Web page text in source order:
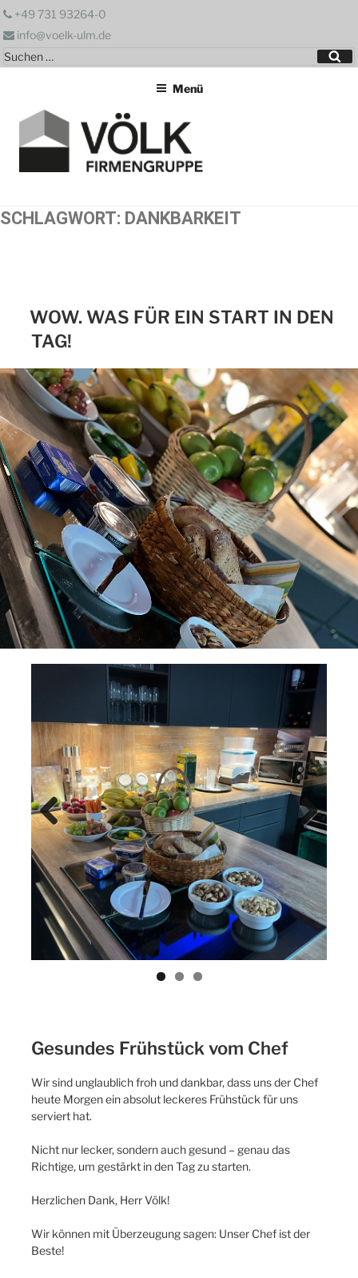
Zum
springen
+49 731 93264-0
info@voelk-ulm.de
Suchen
nach:
Menü
SCHLAGWORT: DANKBARKEIT
WOW. WAS FÜR EIN START IN DEN
TAG!
Previ
ous
Next
Gesundes Frühstück vom Chef
Wir sind unglaublich froh und dankbar, dass uns der Chef
heute Morgen ein absolut leckeres Frühstück für uns
serviert hat.
Nicht nur lecker, sondern auch gesund – genau das
Richtige, um gestärkt in den Tag zu starten.
Herzlichen Dank, Herr Völk!
Wir können mit Überzeugung sagen: Unser Chef ist der
Beste!